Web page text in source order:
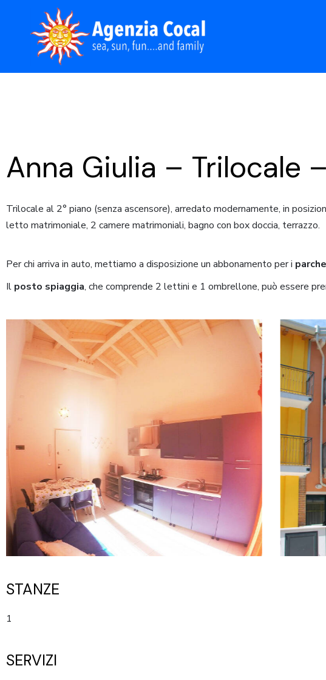
content
Anna Giulia – Trilocale
Trilocale al 2° piano (senza ascensore), arredato modernamente, in
letto matrimoniale, 2 camere matrimoniali, bagno con box doccia, terrazzo.
Per chi arriva in auto, mettiamo a disposizione un abbonamento per i
Il posto spiaggia, che comprende 2 lettini e 1 ombrellone, può essere
STANZE
1
SERVIZI